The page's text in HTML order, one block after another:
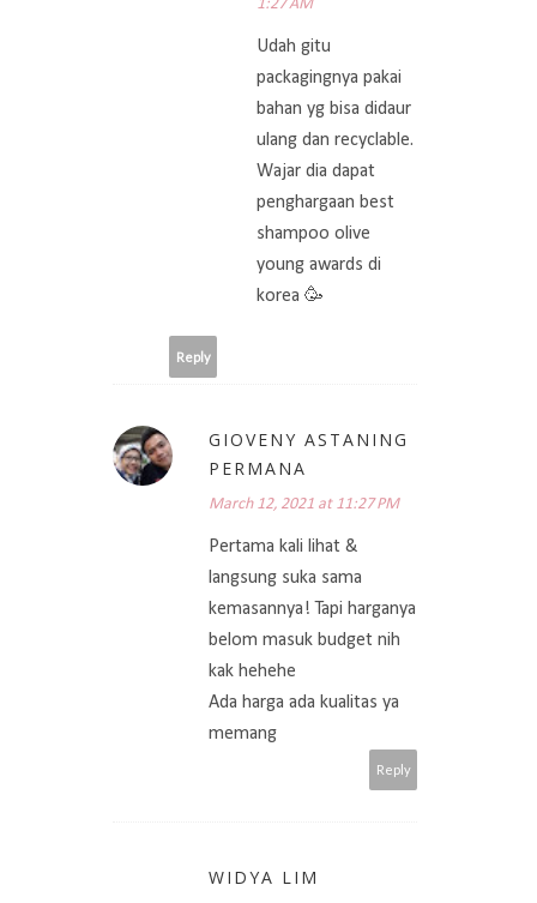
1:27 AM
Udah gitu
packagingnya pakai
bahan yg bisa didaur
ulang dan recyclable.
Wajar dia dapat
penghargaan best
shampoo olive
young awards di
korea 🥳
Reply
GIOVENY ASTANING
PERMANA
March 12, 2021 at 11:27 PM
Pertama kali lihat &
langsung suka sama
kemasannya! Tapi harganya
belom masuk budget nih
kak hehehe
Ada harga ada kualitas ya
memang
Reply
WIDYA LIM